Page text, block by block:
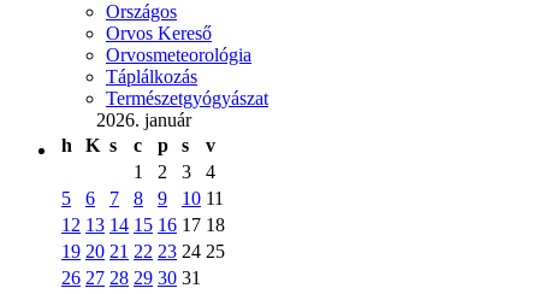
Országos
Orvos Kereső
Orvosmeteorológia
Táplálkozás
Természetgyógyászat
2026. január
h
K s c p s
v
1
2 3
4
5
6 7 8 9 10 11
12 13 14 15 16 17 18
19 20 21 22 23 24 25
26 27 28 29 30 31